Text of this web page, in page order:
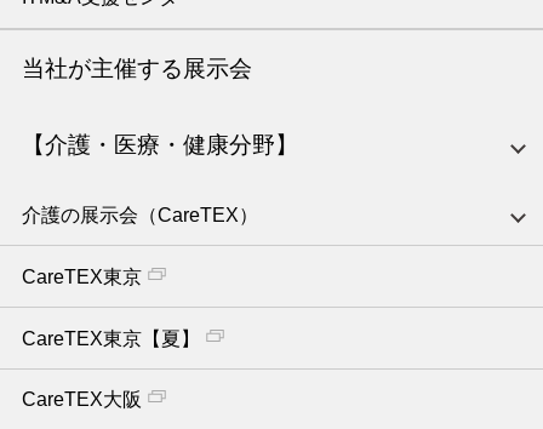
当社が主催する展示会
【介護・医療・健康分野】
介護の展示会（CareTEX）
CareTEX東京
CareTEX東京【夏】
CareTEX大阪